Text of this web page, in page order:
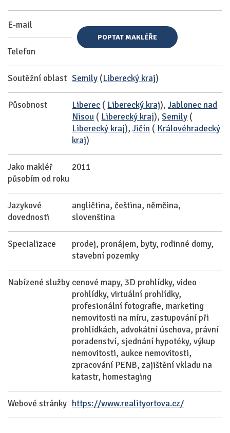
E-mail
Telefon
POPTAT MAKLÉŘE
Soutěžní oblast Semily (Liberecký kraj)
Působnost Liberec ( Liberecký kraj),Jablonec nad
Nisou ( Liberecký kraj),Semily (
Liberecký kraj),Jičín ( Královéhradecký
kraj)
Jako makléř
působím od roku
2011
Jazykové
dovednosti
angličtina, čeština, němčina,
slovenština
Specializace
prodej, pronájem, byty, rodinné domy,
stavební pozemky
Nabízené služby cenové mapy, 3D prohlídky, video
prohlídky, virtuální prohlídky,
profesionální fotografie, marketing
nemovitosti na míru, zastupování při
prohlídkách, advokátní úschova, právní
poradenství, sjednání hypotéky, výkup
nemovitosti, aukce nemovitosti,
zpracování PENB, zajištění vkladu na
katastr, homestaging
Webové stránky https://www.realityortova.cz/